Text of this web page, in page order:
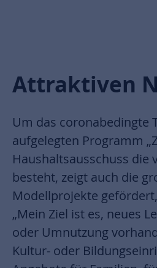
Attraktiven
Um das coronabedingte
aufgelegten Programm
Haushaltsausschuss
besteht, zeigt auch die
Modellprojekte
„Mein Ziel ist es, neues
oder Umnutzung
Kultur- oder